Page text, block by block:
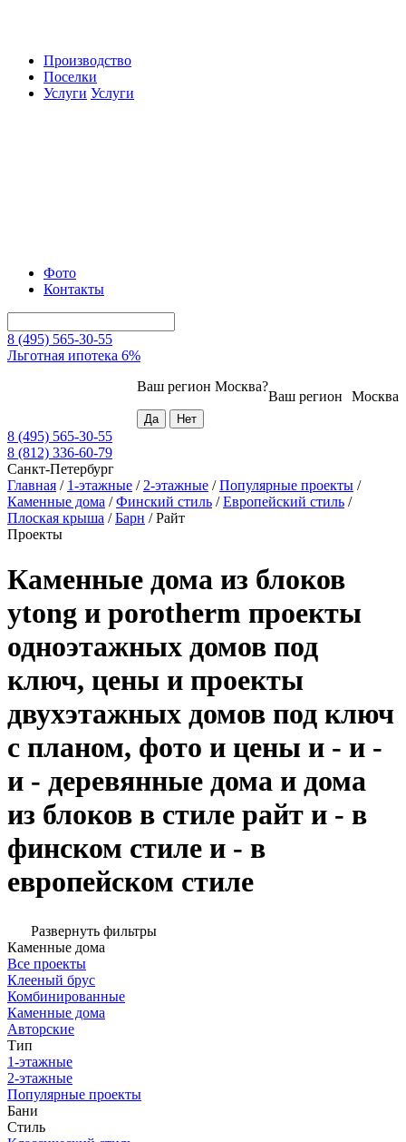
Производство
Поселки
Услуги Услуги
Фото
Контакты
8 (495) 565-30-55
Льготная ипотека 6%
Москва
Ваш регион
Ваш регион Москва?
8 (495) 565-30-55
8 (812) 336-60-79
Санкт-Петербург
Главная / 1-этажные / 2-этажные /Популярные проекты /
Каменные дома /Финский стиль /Европейский стиль /
Плоская крыша /Барн /Райт
Проекты
Каменные дома из блоков
ytong и porotherm проекты
одноэтажных домов под
ключ, цены и проекты
двухэтажных домов под ключ
с планом, фото и цены и - и -
и - деревянные дома и дома
из блоков в стиле райт и - в
финском стиле и - в
европейском стиле
Развернуть фильтры
Каменные дома
Все проекты
Клееный брус
Комбинированные
Каменные дома
Авторские
Тип
1-этажные
2-этажные
Популярные проекты
Бани
Стиль